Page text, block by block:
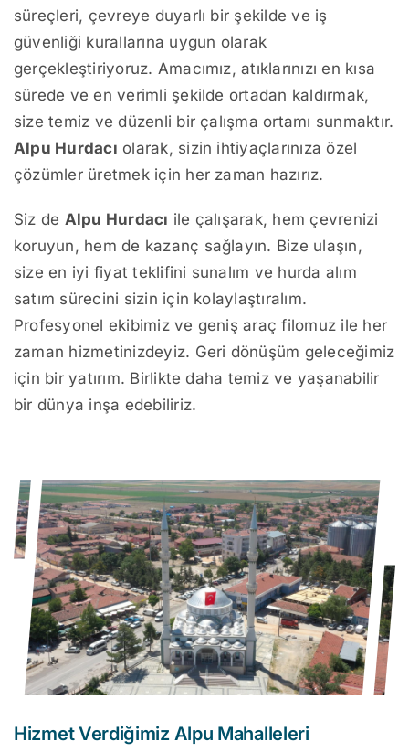
süreçleri, çevreye duyarlı bir şekilde ve iş
güvenliği kurallarına uygun olarak
gerçekleştiriyoruz. Amacımız, atıklarınızı en kısa
sürede ve en verimli şekilde ortadan kaldırmak,
size temiz ve düzenli bir çalışma ortamı sunmaktır.
Alpu Hurdacı olarak, sizin ihtiyaçlarınıza özel
çözümler üretmek için her zaman hazırız.
Siz de Alpu Hurdacı ile çalışarak, hem çevrenizi
koruyun, hem de kazanç sağlayın. Bize ulaşın,
size en iyi fiyat teklifini sunalım ve hurda alım
satım sürecini sizin için kolaylaştıralım.
Profesyonel ekibimiz ve geniş araç filomuz ile her
zaman hizmetinizdeyiz. Geri dönüşüm geleceğimiz
için bir yatırım. Birlikte daha temiz ve yaşanabilir
bir dünya inşa edebiliriz.
Hizmet Verdiğimiz Alpu Mahalleleri